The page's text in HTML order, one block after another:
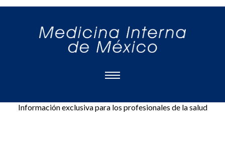
Información exclusiva para los profesionales de la salud